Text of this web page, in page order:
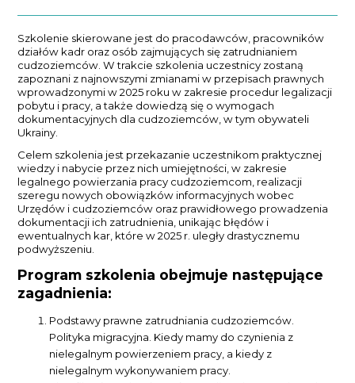
Szkolenie skierowane jest do pracodawców, pracowników
działów kadr oraz osób zajmujących się zatrudnianiem
cudzoziemców. W trakcie szkolenia uczestnicy zostaną
zapoznani z najnowszymi zmianami w przepisach prawnych
wprowadzonymi w 2025 roku w zakresie procedur legalizacji
pobytu i pracy, a także dowiedzą się o wymogach
dokumentacyjnych dla cudzoziemców, w tym obywateli
Ukrainy.
Celem szkolenia jest przekazanie uczestnikom praktycznej
wiedzy i nabycie przez nich umiejętności, w zakresie
legalnego powierzania pracy cudzoziemcom, realizacji
szeregu nowych obowiązków informacyjnych wobec
Urzędów i cudzoziemców oraz prawidłowego prowadzenia
dokumentacji ich zatrudnienia, unikając błędów i
ewentualnych kar, które w 2025 r. uległy drastycznemu
podwyższeniu.
Program szkolenia obejmuje następujące
zagadnienia:
Podstawy prawne zatrudniania cudzoziemców.
Polityka migracyjna. Kiedy mamy do czynienia z
nielegalnym powierzeniem pracy, a kiedy z
nielegalnym wykonywaniem pracy.